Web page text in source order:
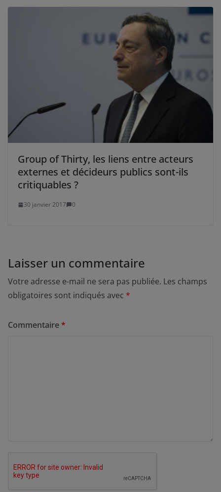
Group of Thirty, les liens entre acteurs
externes et décideurs publics sont-ils
critiquables ?
30 janvier 2017 0
Laisser un commentaire
Votre adresse e-mail ne sera pas publiée. Les champs
obligatoires sont indiqués avec *
Commentaire*